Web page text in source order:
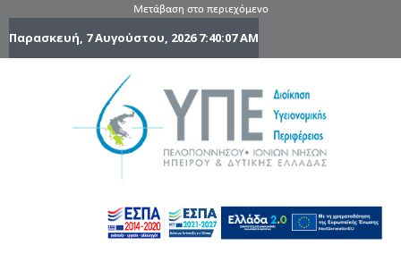
Μετάβαση στο περιεχόμενο
Παρασκευή, 7 Αυγούστου, 20267:40:08 AM
Ηπείρου
Δυτικής
Ελλάδας